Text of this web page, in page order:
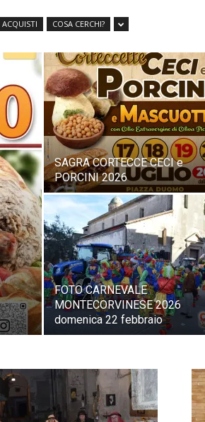
COSA CERCHI?
SAGRA CORTECCE CECI e
PORCINI 2026
FOTO CARNEVALE
MONTECORVINESE 2026
domenica 22 febbraio